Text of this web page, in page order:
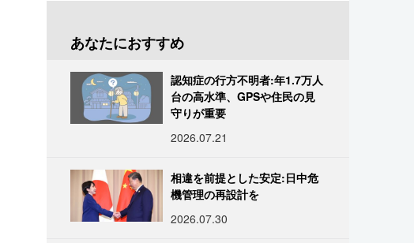
あなたにおすすめ
認知症の行方不明者:年1.7万人
台の高水準、GPSや住民の見
守りが重要
2026.07.21
相違を前提とした安定:日中危
機管理の再設計を
2026.07.30